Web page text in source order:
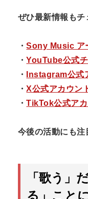
ぜひ最新情報もチ
・Sony Music ア
・YouTube公式
・
Instagram公式
・X公式アカウン
・TikTok公式アカ
今後の活動にも注
「歌う」
る」こと